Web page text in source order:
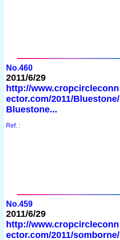
No.460
2011/6/29
http://www.cropcircleconn
ector.com/2011/Bluestone/
Bluestone...
Ref. :
No.459
2011/6/29
http://www.cropcircleconn
ector.com/2011/somborne/